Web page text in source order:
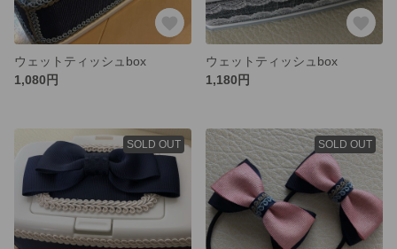
ウェットティッシュbox
1,080円
ウェットティッシュbox
1,180円
SOLD OUT SOLD OUT